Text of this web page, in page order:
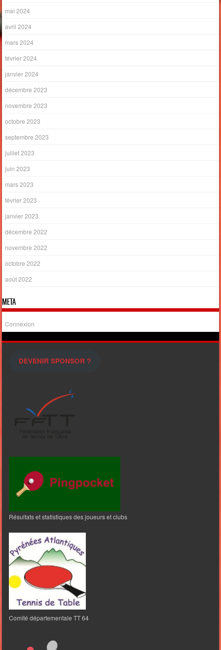
mai 2024
avril 2024
mars 2024
février 2024
janvier 2024
décembre 2023
novembre 2023
octobre 2023
septembre 2023
juillet 2023
juin 2023
mars 2023
février 2023
janvier 2023
décembre 2022
novembre 2022
octobre 2022
août 2022
META
Connexion
DEVENIR SPONSOR ?
Résultats et statistiques des joueurs et clubs
Comité départementale TT 64